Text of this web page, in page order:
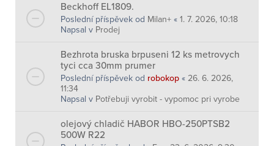
Beckhoff EL1809.
Poslední příspěvek od Milan+ « 1. 7. 2026, 10:18
Napsal v Prodej
Bezhrota bruska brpuseni 12 ks metrovych
tyci cca 30mm prumer
Poslední příspěvek od robokop « 26. 6. 2026,
11:34
Napsal v Potřebuji vyrobit - vypomoc pri vyrobe
olejový chladič HABOR HBO-250PTSB2
500W R22